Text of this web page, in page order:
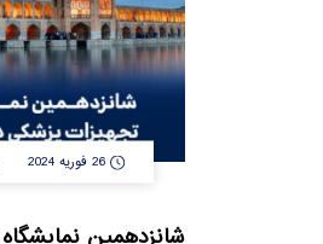
26 فوریه 2024